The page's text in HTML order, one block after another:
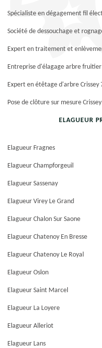
Spécialiste en dégagement fil
Société de dessouchage et
Expert en traitement et
Entreprise d'élagage arbre fruitier
Expert en étêtage d'arbre Crissey
Pose de clôture sur mesure
ELAGUEUR
Elagueur Fragnes
Elagueur Champforgeuil
Elagueur Sassenay
Elagueur Virey Le Grand
Elagueur Chalon Sur Saone
Elagueur Chatenoy En Bresse
Elagueur Chatenoy Le Royal
Elagueur Oslon
Elagueur Saint Marcel
Elagueur La Loyere
Elagueur Alleriot
Elagueur Lans